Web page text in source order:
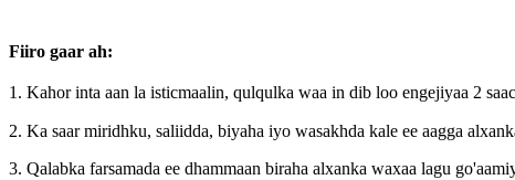
Fiiro gaar ah:
1. Kahor inta aan la isticmaalin, qulqulka waa in dib loo engejiyaa 2
2. Ka saar miridhku, saliidda, biyaha iyo wasakhda kale ee aagga
3. Qalabka farsamada ee dhammaan biraha alxanka waxaa lagu